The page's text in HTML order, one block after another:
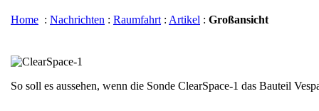
Home : Nachrichten : Raumfahrt : Artikel : Großansicht
So soll es aussehen, wenn die Sonde ClearSpace-1 das Bauteil